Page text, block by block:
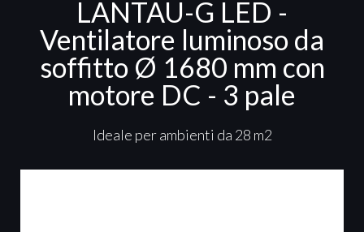
LANTAU-G LED -
Ventilatore luminoso da
soffitto Ø 1680 mm con
motore DC - 3 pale
Ideale per ambienti da 28 m2